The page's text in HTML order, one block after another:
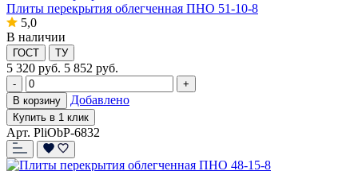
Плиты перекрытия облегченная ПНО 51-10-8
5,0
В наличии
ГОСТ ТУ
5 320 руб. 5 852 руб.
-
+
В корзину
Добавлено
Купить в 1 клик
Арт. PliObP-6832